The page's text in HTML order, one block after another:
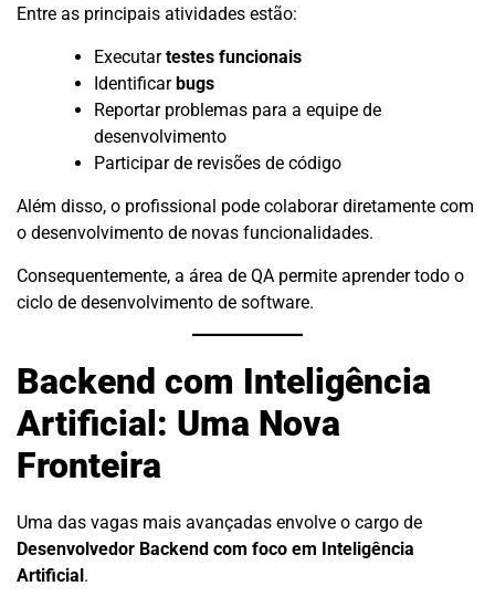
Entre as principais atividades estão:
Executartestes funcionais
Identificar bugs
Reportar problemas para a equipe de
desenvolvimento
Participar de revisões de código
Além disso, o profissional pode colaborar diretamente com
o desenvolvimento de novas funcionalidades.
Consequentemente, a área de QA permite aprender todo o
ciclo de desenvolvimento de software.
Backend com Inteligência
Artificial: Uma Nova
Fronteira
Uma das vagas mais avançadas envolve o cargo de
Desenvolvedor Backend com foco em Inteligência
Artificial .